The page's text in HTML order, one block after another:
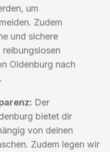
um
Zudem
und sichere
Oldenburg nach
Der
bietet dir
von deinen
Zudem legen wir